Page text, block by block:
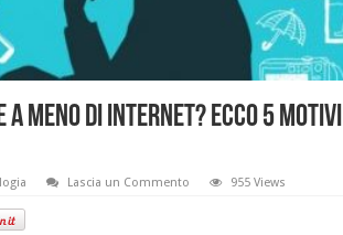
meno di internet? Ecco 5 motivi
Lascia un Commento 955 Views